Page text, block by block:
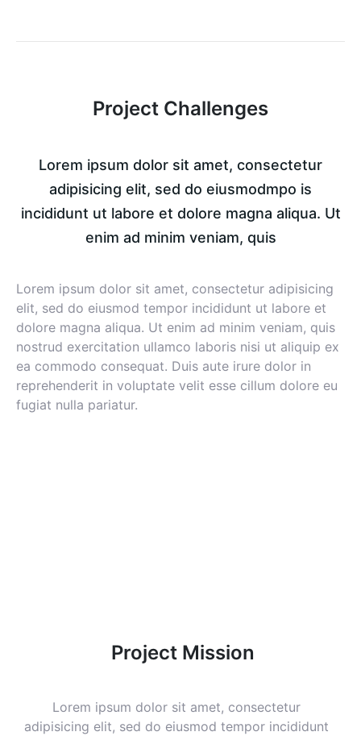
Project Challenges
Lorem ipsum dolor sit amet, consectetur
adipisicing elit, sed do eiusmodmpo is
incididunt ut labore et dolore magna aliqua. Ut
enim ad minim veniam, quis
Lorem ipsum dolor sit amet, consectetur adipisicing
elit, sed do eiusmod tempor incididunt ut labore et
dolore magna aliqua. Ut enim ad minim veniam, quis
nostrud exercitation ullamco laboris nisi ut aliquip ex
ea commodo consequat. Duis aute irure dolor in
reprehenderit in voluptate velit esse cillum dolore eu
fugiat nulla pariatur.
Project Mission
Lorem ipsum dolor sit amet, consectetur
adipisicing elit, sed do eiusmod tempor incididunt